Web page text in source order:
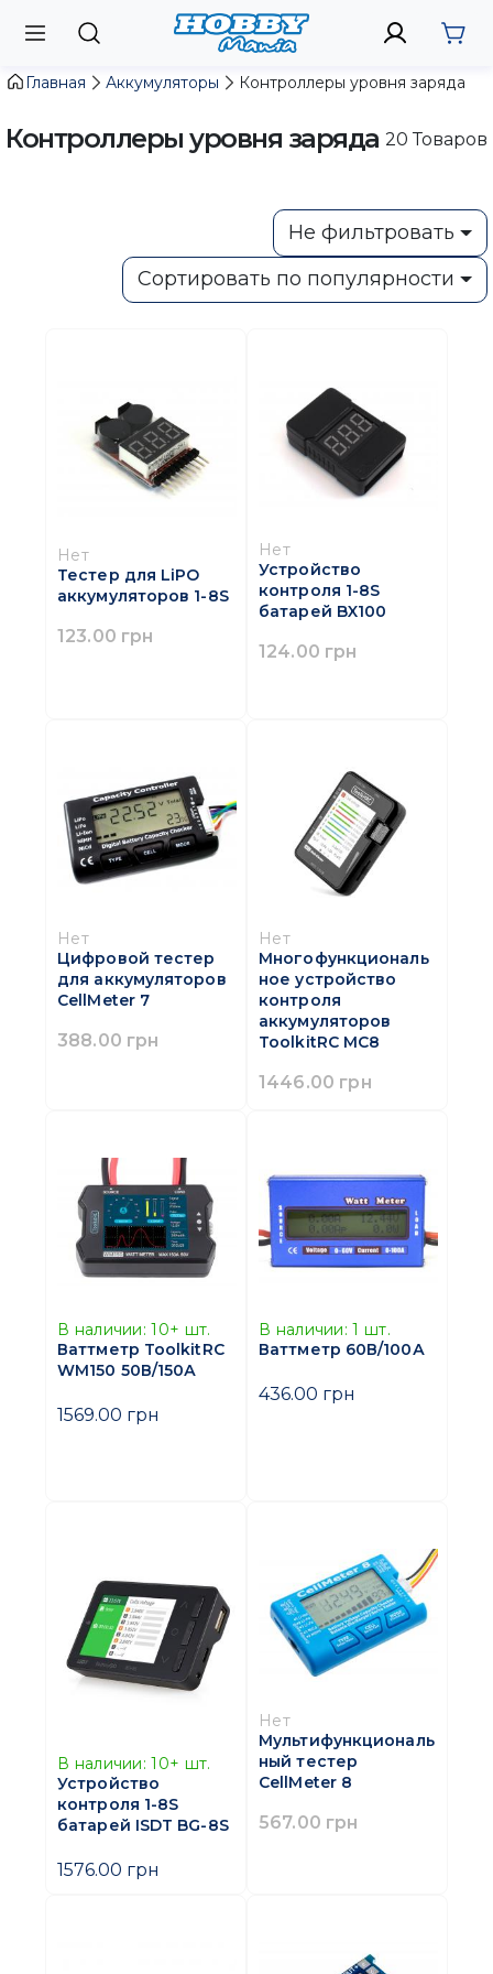
Главная Аккумуляторы Контроллеры уровня заряда
Контроллеры уровня заряда 20 Товаров
Не фильтровать
Сортировать по популярности
Нет
Тестер для LiPO
аккумуляторов 1-8S
123.00 грн
Нет
Устройство
контроля 1-8S
батарей BX100
124.00 грн
Нет
Цифровой тестер
для аккумуляторов
CellMeter 7
388.00 грн
Нет
Многофункциональ
ное устройство
контроля
аккумуляторов
ToolkitRC MC8
1446.00 грн
В наличии: 10+ шт.
Ваттметр ToolkitRC
WM150 50В/150А
1569.00 грн
В наличии: 1 шт.
Ваттметр 60В/100А
436.00 грн
В наличии: 10+ шт.
Устройство
контроля 1-8S
батарей ISDT BG-8S
1576.00 грн
Нет
Мультифункциональ
ный тестер
CellMeter 8
567.00 грн